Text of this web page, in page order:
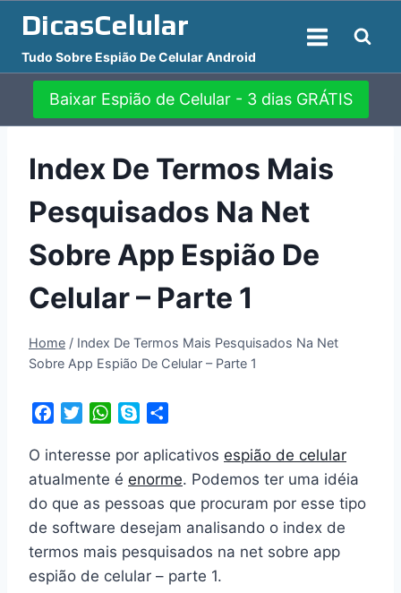
para
Conteúdo
DicasCelular
Tudo Sobre Espião De Celular Android
Baixar Espião de Celular - 3 dias GRÁTIS
Index De Termos Mais
Pesquisados Na Net
Sobre App Espião De
Celular – Parte 1
Home / Index De Termos Mais Pesquisados Na Net
Sobre App Espião De Celular – Parte 1
c
e
b
o
i
t
t
e
W
a
t
s
A
p
y
p
e
a
r
e
O interesse por aplicativos espião de celular
atualmente é enorme. Podemos ter uma idéia
do que as pessoas que procuram por esse tipo
de software desejam analisando o index de
termos mais pesquisados na net sobre app
espião de celular – parte 1.